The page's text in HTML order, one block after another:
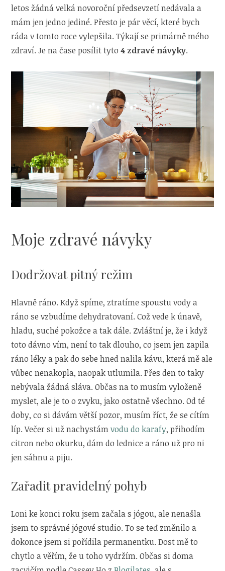
letos žádná velká novoroční předsevzetí nedávala a
mám jen jedno jediné. Přesto je pár věcí, které bych
ráda v tomto roce vylepšila. Týkají se primárně mého
zdraví. Je na čase posílit tyto4 zdravé návyky.
Moje zdravé návyky
Dodržovat pitný režim
Hlavně ráno. Když spíme, ztratíme spoustu vody a
ráno se vzbudíme dehydratovaní. Což vede k únavě,
hladu, suché pokožce a tak dále. Zvláštní je, že i když
toto dávno vím, není to tak dlouho, co jsem jen zapila
ráno léky a pak do sebe hned nalila kávu, která mě ale
vůbec nenakopla, naopak utlumila. Přes den to taky
nebývala žádná sláva. Občas na to musím vyloženě
myslet, ale je to o zvyku, jako ostatně všechno. Od té
doby, co si dávám větší pozor, musím říct, že se cítím
líp. Večer si už nachystámvodu do karafy, přihodím
citron nebo okurku, dám do lednice a ráno už pro ni
jen sáhnu a piju.
Zařadit pravidelný pohyb
Loni ke konci roku jsem začala s jógou, ale nenašla
jsem to správné jógové studio. To se teď změnilo a
dokonce jsem si pořídila permanentku. Dost mě to
chytlo a věřím, že u toho vydržím. Občas si doma